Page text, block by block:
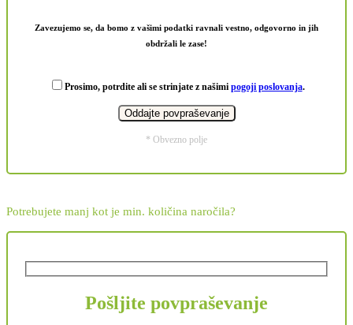
Zavezujemo se, da bomo z vašimi podatki ravnali vestno, odgovorno in jih
obdržali le zase!
Prosimo, potrdite ali se strinjate z našimi pogoji poslovanja.
* Obvezno polje
Potrebujete manj kot je min. količina naročila?
Pošljite povpraševanje